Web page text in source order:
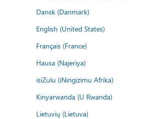
Dansk (Danmark)
English (United States)
Français (France)
Hausa (Najeriya)
isiZulu (iNingizimu Afrika)
Kinyarwanda (U Rwanda)
Lietuvių (Lietuva)